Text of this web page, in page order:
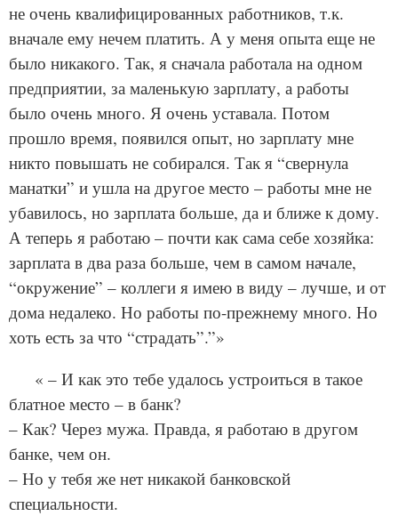
не очень квалифицированных работников, т.к.
вначале ему нечем платить. А у меня опыта еще не
было никакого. Так, я сначала работала на одном
предприятии, за маленькую зарплату, а работы
было очень много. Я очень уставала. Потом
прошло время, появился опыт, но зарплату мне
никто повышать не собирался. Так я “свернула
манатки” и ушла на другое место – работы мне не
убавилось, но зарплата больше, да и ближе к дому.
А теперь я работаю – почти как сама себе хозяйка:
зарплата в два раза больше, чем в самом начале,
“окружение” – коллеги я имею в виду – лучше, и от
дома недалеко. Но работы по-прежнему много. Но
хоть есть за что “страдать”.”»
« – И как это тебе удалось устроиться в такое
блатное место – в банк?
– Как? Через мужа. Правда, я работаю в другом
банке, чем он.
– Но у тебя же нет никакой банковской
специальности.